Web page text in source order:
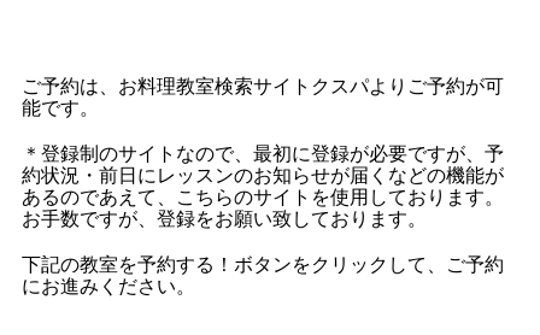
ご予約は、お料理教室検索サイトクスパよりご予約が可
能です。
＊登録制のサイトなので、最初に登録が必要ですが、予
約状況・前日にレッスンのお知らせが届くなどの機能が
あるのであえて、こちらのサイトを使用しております。
お手数ですが、登録をお願い致しております。
下記の教室を予約する！ボタンをクリックして、ご予約
にお進みください。